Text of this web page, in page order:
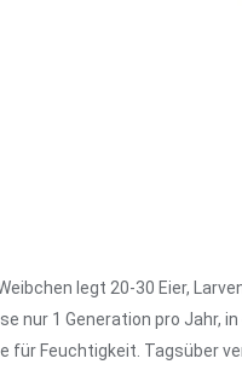
legt 20-30 Eier,
nur 1 Generation pro Jahr,
für Feuchtigkeit. Tagsüber